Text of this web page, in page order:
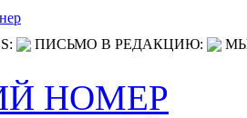
ПИСЬМО В РЕДАКЦИЮ:
НОМЕР